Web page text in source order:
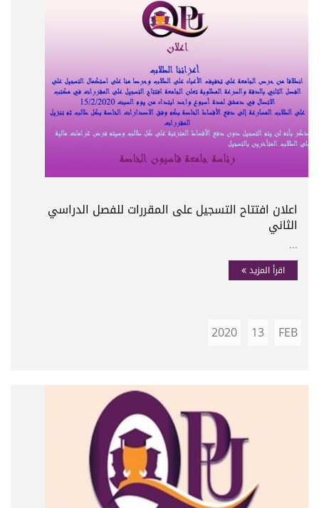
اعلان افتتاح التسجيل على المقررات للفصل الدراسي
الثاني
...
اقرأ المزيد
FEB
13
2020